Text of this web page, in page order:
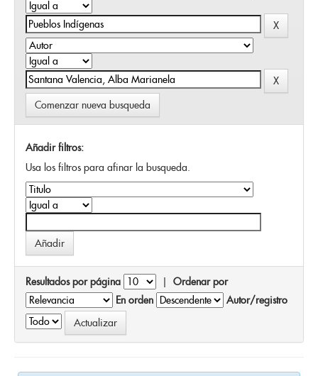
Comenzar nueva busqueda
Añadir filtros:
Usa los filtros para afinar la busqueda.
Resultados por página | Ordenar por
En orden
Autor/registro